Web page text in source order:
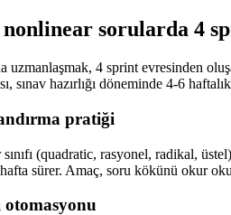
sorularda 4
uzmanlaşmak, 4 sprint evresinden
sınav hazırlığı döneminde 4-6
pratiği
(quadratic, rasyonel, radikal,
sürer. Amaç, soru kökünü okur